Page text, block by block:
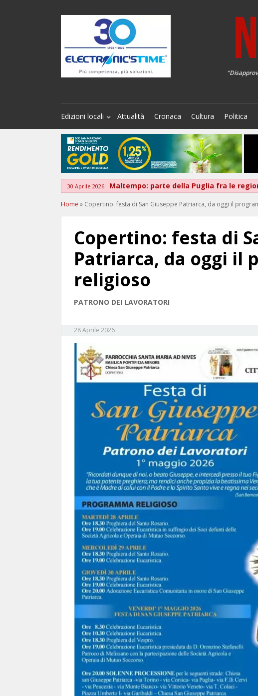
Edizioni locali Attualità Cronaca Cultura Politica
30 Aprile 2026 Maltempo: parte della Puglia fra le
Home » Copertino: festa di San Giuseppe Patriarca, da oggi il
Copertino: festa di
Patriarca, da oggi il
religioso
PATRONO DEI LAVORATORI
28 Aprile 2026